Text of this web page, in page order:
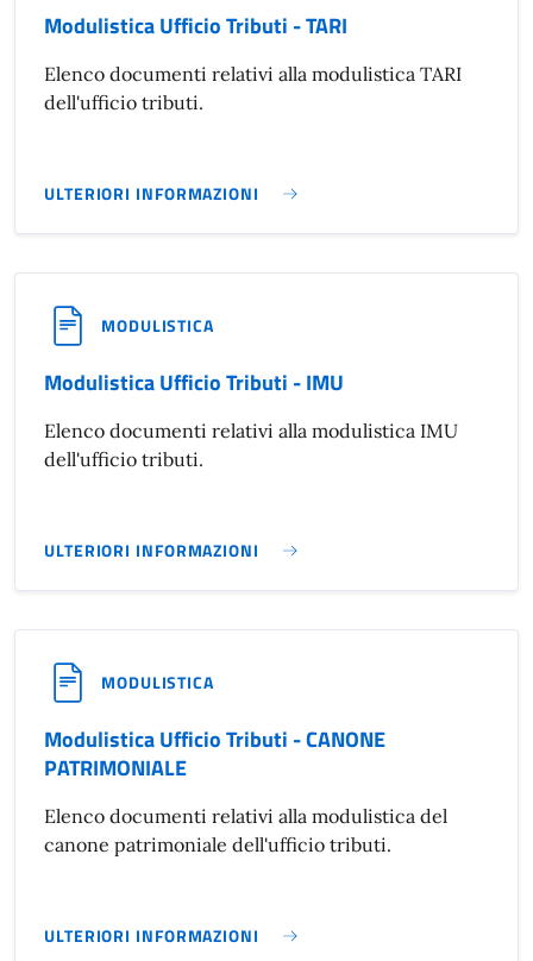
Modulistica Ufficio Tributi - TARI
Elenco documenti relativi alla modulistica TARI
dell'ufficio tributi.
ULTERIORI INFORMAZIONI
MODULISTICA UFFICIO TRIBUTI - TARI}
MODULISTICA
Modulistica Ufficio Tributi - IMU
Elenco documenti relativi alla modulistica IMU
dell'ufficio tributi.
ULTERIORI INFORMAZIONI
MODULISTICA UFFICIO TRIBUTI - IMU}
MODULISTICA
Modulistica Ufficio Tributi - CANONE
PATRIMONIALE
Elenco documenti relativi alla modulistica del
canone patrimoniale dell'ufficio tributi.
ULTERIORI INFORMAZIONI
MODULISTICA UFFICIO TRIBUTI - CANONE PATRIMONIALE}